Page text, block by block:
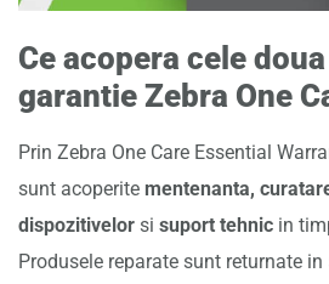
Ce acopera cele
garantie Zebra One
Prin Zebra One Care Essential
sunt acoperite mentenanta,
dispozitivelor si suport tehnic in
Produsele reparate sunt returnate